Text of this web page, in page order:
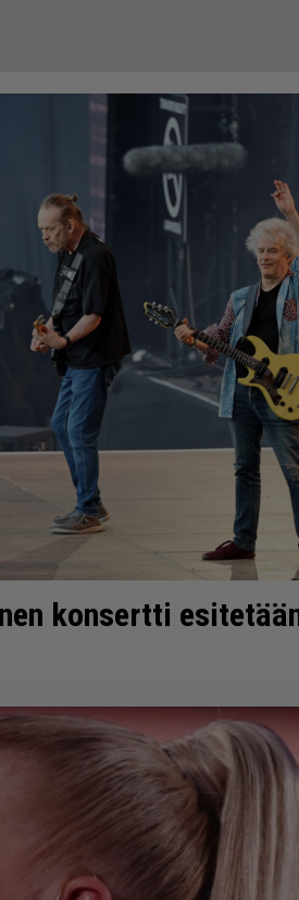
konsertti